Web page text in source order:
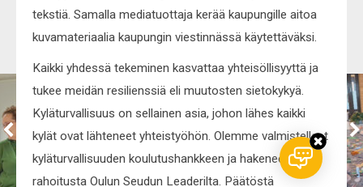
tekstiä. Samalla mediatuottaja kerää kaupungille aitoa
kuvamateriaalia kaupungin viestinnässä käytettäväksi.
Kaikki yhdessä tekeminen kasvattaa yhteisöllisyyttä ja
tukee meidän resilienssiä eli muutosten sietokykyä.
Kyläturvallisuus on sellainen asia, johon lähes kaikki
kylät ovat lähteneet yhteistyöhön. Olemme valmistelleet
kyläturvallisuuden koulutushankkeen ja hakeneet sille
rahoitusta Oulun Seudun Leaderilta. Päätöstä